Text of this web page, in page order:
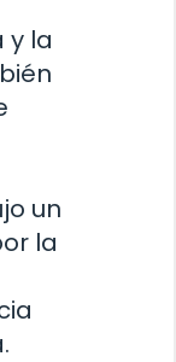
y la
un
la